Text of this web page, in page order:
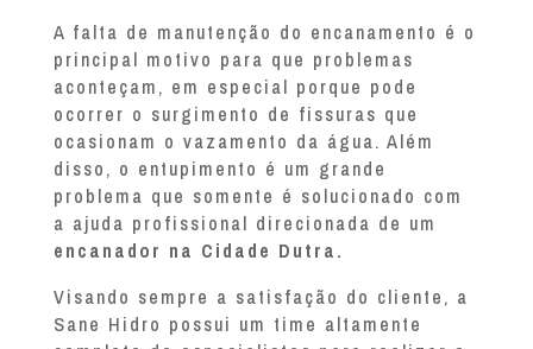
A falta de manutenção do encanamento é o
principal motivo para que problemas
aconteçam, em especial porque pode
ocorrer o surgimento de fissuras que
ocasionam o vazamento da água. Além
disso, o entupimento é um grande
problema que somente é solucionado com
a ajuda profissional direcionada de um
encanador na Cidade Dutra.
Visando sempre a satisfação do cliente, a
Sane Hidro possui um time altamente